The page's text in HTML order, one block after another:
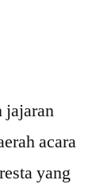
jajaran
acara
yang